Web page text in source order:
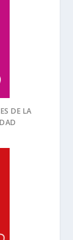
DE LA